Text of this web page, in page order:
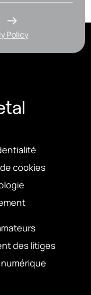
Policy
cookies
des litiges